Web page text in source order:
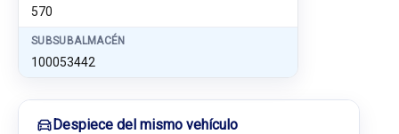
570
SUBSUBALMACÉN
100053442
Despiece del mismo vehículo